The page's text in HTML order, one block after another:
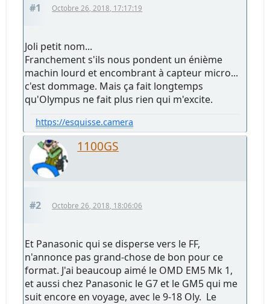
#1 Octobre 26, 2018, 17:17:19
Joli petit nom...
Franchement s'ils nous pondent un énième
machin lourd et encombrant à capteur micro...
c'est dommage. Mais ça fait longtemps
qu'Olympus ne fait plus rien qui m'excite.
https://esquisse.camera
1100GS
#2 Octobre 26, 2018, 18:06:06
Et Panasonic qui se disperse vers le FF,
n'annonce pas grand-chose de bon pour ce
format. J'ai beaucoup aimé le OMD EM5 Mk 1,
et aussi chez Panasonic le G7 et le GM5 qui me
suit encore en voyage, avec le 9-18 Oly. Le